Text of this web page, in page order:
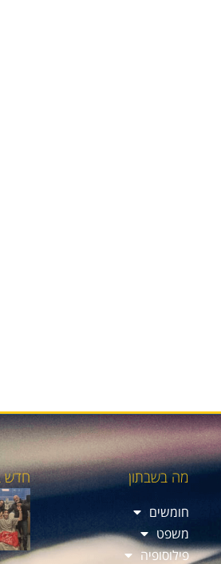
מה בשבתון
חומשים
משפט
פילוסופיה
חדש